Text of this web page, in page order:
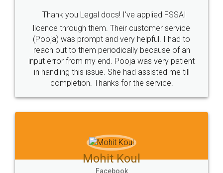
Consultation from
Industry Experts.
Value For Money and
hassle free service.